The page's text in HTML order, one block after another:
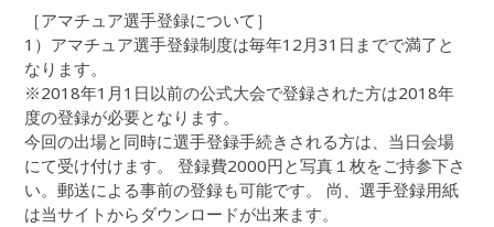
［アマチュア選手登録について］
1）アマチュア選手登録制度は毎年12月31日までで満了と
なります。
※2018年1月1日以前の公式大会で登録された方は2018年
度の登録が必要となります。
今回の出場と同時に選手登録手続きされる方は、当日会場
にて受け付けます。 登録費2000円と写真１枚をご持参下さ
い。郵送による事前の登録も可能です。 尚、選手登録用紙
は当サイトからダウンロードが出来ます。